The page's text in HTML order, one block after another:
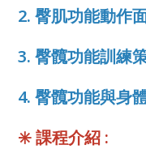
2. 臀肌功能動作
3. 臀髖功能訓練
4. 臀髖功能與身
✳️課程介紹 :